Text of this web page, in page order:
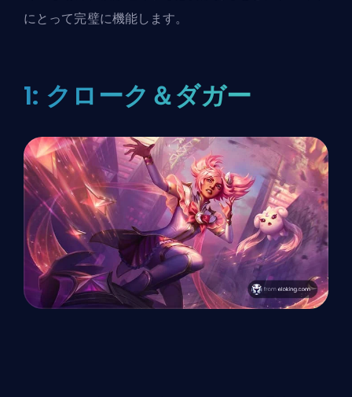
にとって完璧に機能します。
1: クローク＆ダガー